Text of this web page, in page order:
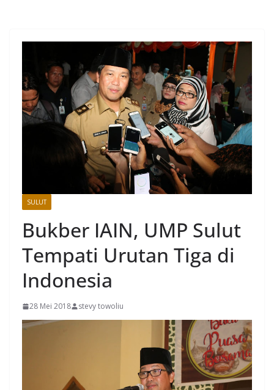
SULUT
Bukber IAIN, UMP Sulut
Tempati Urutan Tiga di
Indonesia
28 Mei 2018 stevy towoliu